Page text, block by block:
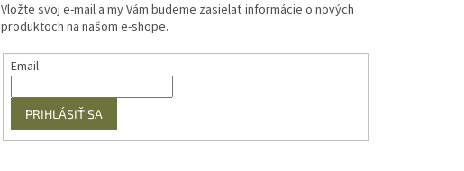
Vložte svoj e-mail a my Vám budeme zasielať informácie o nových
produktoch na našom e-shope.
Email
PRIHLÁSIŤ SA